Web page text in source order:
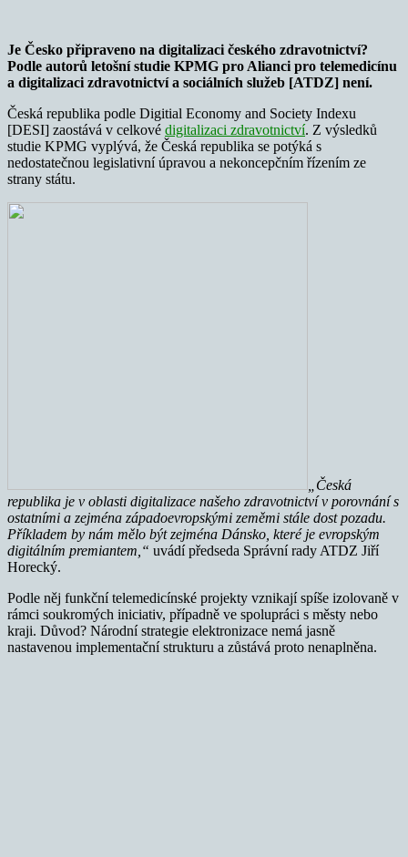
Je Česko připraveno na digitalizaci českého zdravotnictví?
Podle autorů letošní studie KPMG pro Alianci pro telemedicínu
a digitalizaci zdravotnictví a sociálních služeb [ATDZ] není.
Česká republika podle Digitial Economy and Society Indexu
[DESI] zaostává v celkové digitalizaci zdravotnictví. Z výsledků
studie KPMG vyplývá, že Česká republika se potýká s
nedostatečnou legislativní úpravou a nekoncepčním řízením ze
strany státu.
„Česká
republika je v oblasti digitalizace našeho zdravotnictví v porovnání s
ostatními a zejména západoevropskými zeměmi stále dost pozadu.
Příkladem by nám mělo být zejména Dánsko, které je evropským
digitálním premiantem,“ uvádí předseda Správní rady ATDZ Jiří
Horecký.
Podle něj funkční telemedicínské projekty vznikají spíše izolovaně v
rámci soukromých iniciativ, případně ve spolupráci s městy nebo
kraji. Důvod? Národní strategie elektronizace nemá jasně
nastavenou implementační strukturu a zůstává proto nenaplněna.